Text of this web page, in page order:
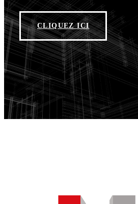
CLIQUEZ ICI